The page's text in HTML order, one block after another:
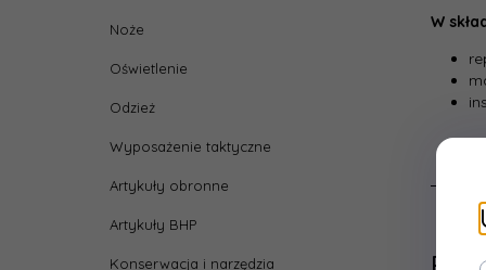
Noże
Oświetlenie
Odzież
Wyposażenie taktyczne
Artykuły obronne
Artykuły BHP
Konserwacja i narzędzia
W